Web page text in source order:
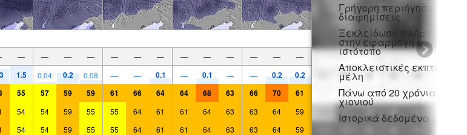
— — — — — — — — — — — — —
1.5 0.04 0.2 0.08 — — 0.1 — 0.1 — — 0.2 0.2
55 57 59 59 61 66 64 64 68 63 66 70 61
54 54 59 55 55 64 61 61 64 63 63 64 59
54 54 59 55 55 64 61 61 64 63 63 64 59
Γρήγορη περιήγηση χωρίς
διαφημίσεις
Ξεκλείδωσε πλήρη
στην εφαρμογή και στον
ιστότοπο
Αποκλειστικές εκπτώσεις
μέλη
Πάνω από 20 χρόνια
χιονιού
Ιστορικά δεδομένα χιονιού